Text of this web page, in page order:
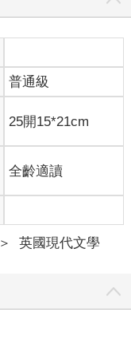
普通級
25開15*21cm
全齡適讀
＞ 英國現代文學